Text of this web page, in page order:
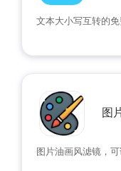
文本大小写互转的
图
图片油画风滤镜，